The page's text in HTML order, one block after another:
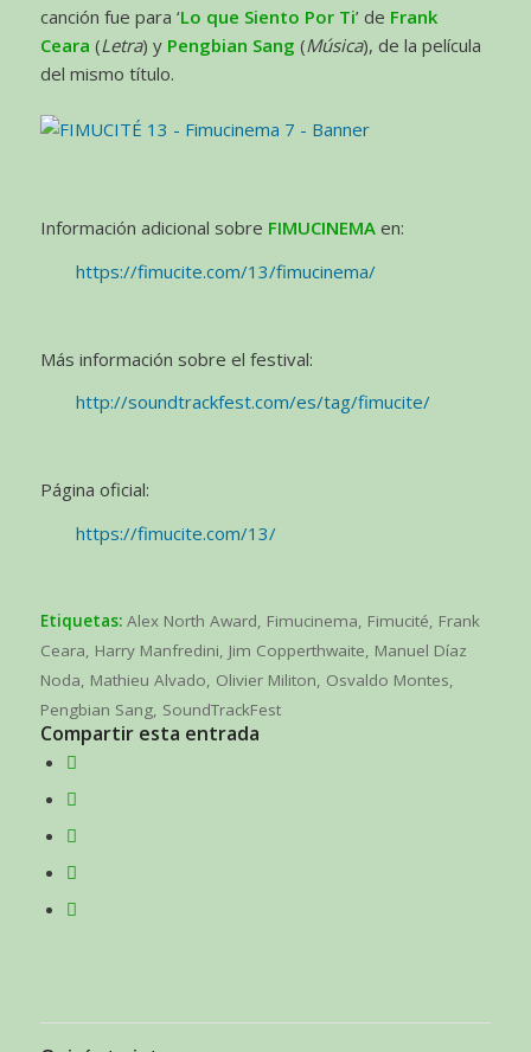
canción fue para ‘Lo que Siento Por Ti’ de Frank
Ceara (Letra) y Pengbian Sang (Música), de la película
del mismo título.
Información adicional sobre FIMUCINEMAen:
https://fimucite.com/13/fimucinema/
Más información sobre el festival:
http://soundtrackfest.com/es/tag/fimucite/
Página oficial:
https://fimucite.com/13/
Etiquetas: Alex North Award, Fimucinema, Fimucité, Frank
Ceara, Harry Manfredini, Jim Copperthwaite, Manuel Díaz
Noda, Mathieu Alvado, Olivier Militon, Osvaldo Montes,
Pengbian Sang, SoundTrackFest
Compartir esta entrada